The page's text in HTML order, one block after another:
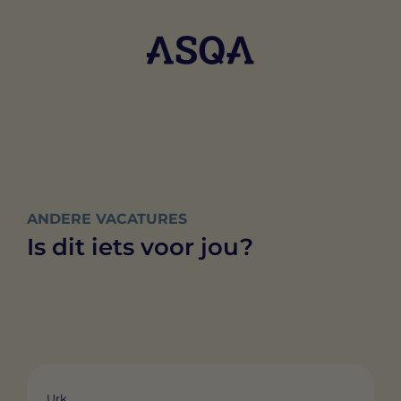
ANDERE VACATURES
Is dit iets voor jou?